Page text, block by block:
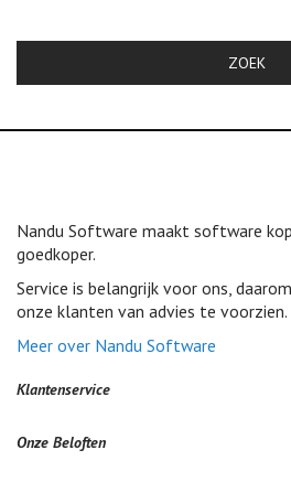
ZOEK
Nandu Software maakt software
goedkoper.
Service is belangrijk voor ons,
onze klanten van advies te voorzien.
Meer over Nandu Software
Klantenservice
Onze Beloften